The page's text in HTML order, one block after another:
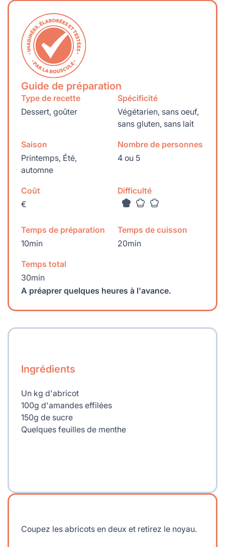
Guide de préparation
Type de recette
Dessert, goûter
Spécificité
Végétarien, sans oeuf,
sans gluten, sans lait
Saison
Printemps, Été,
automne
Nombre de personnes
4 ou 5
Coût
€
Difficulté
Temps de préparation
10min
Temps de cuisson
20min
Temps total
30min
A préaprer quelques heures à l'avance.
Ingrédients
Un kg d'abricot
100g d'amandes effilées
150g de sucre
Quelques feuilles de menthe
Coupez les abricots en deux et retirez le noyau.